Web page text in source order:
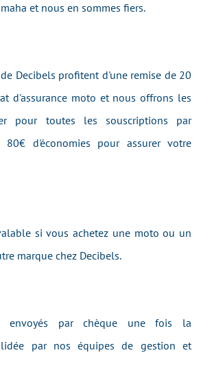
et nous en sommes fiers.
Decibels profitent d'une remise de 20
d'assurance moto et nous offrons les
pour toutes les souscriptions par
80€ d'économies pour assurer votre
si vous achetez une moto ou un
marque chez Decibels.
envoyés par chèque une fois la
par nos équipes de gestion et